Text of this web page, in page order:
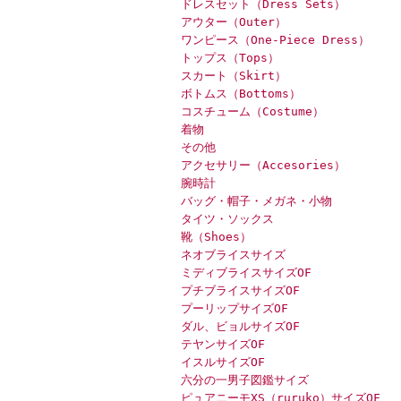
ドレスセット（Dress Sets）
アウター（Outer）
ワンピース（One-Piece Dress）
トップス（Tops）
スカート（Skirt）
ボトムス（Bottoms）
コスチューム（Costume）
着物
その他
アクセサリー（Accesories）
腕時計
バッグ・帽子・メガネ・小物
タイツ・ソックス
靴（Shoes）
ネオブライスサイズ
ミディブライスサイズOF
プチブライスサイズOF
プーリップサイズOF
ダル、ビョルサイズOF
テヤンサイズOF
イスルサイズOF
六分の一男子図鑑サイズ
ピュアニーモXS（ruruko）サイズOF